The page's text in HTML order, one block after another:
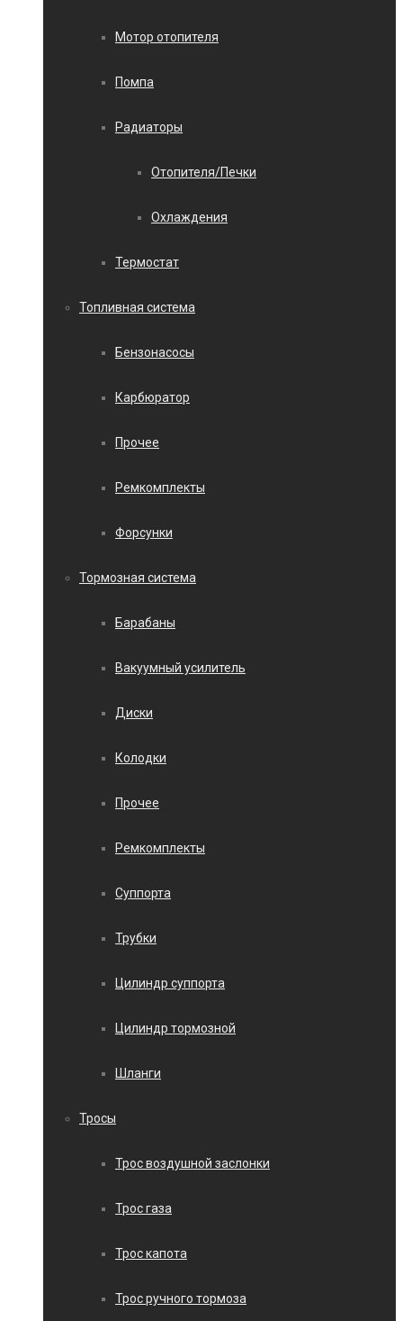
Мотор отопителя
Помпа
Радиаторы
Отопителя/Печки
Охлаждения
Термостат
Топливная система
Бензонасосы
Карбюратор
Прочее
Ремкомплекты
Форсунки
Тормозная система
Барабаны
Вакуумный усилитель
Диски
Колодки
Прочее
Ремкомплекты
Суппорта
Трубки
Цилиндр суппорта
Цилиндр тормозной
Шланги
Тросы
Трос воздушной заслонки
Трос газа
Трос капота
Трос ручного тормоза